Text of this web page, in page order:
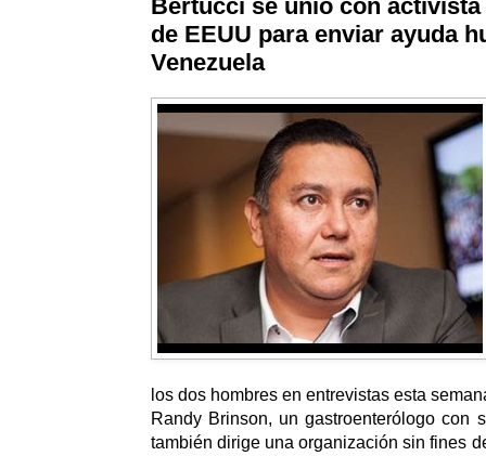
Bertucci se unió con
de EEUU para enviar ayuda
Venezuela
los dos hombres en entrevistas esta
Randy Brinson, un gastroenterólogo con
también dirige una organización sin fines